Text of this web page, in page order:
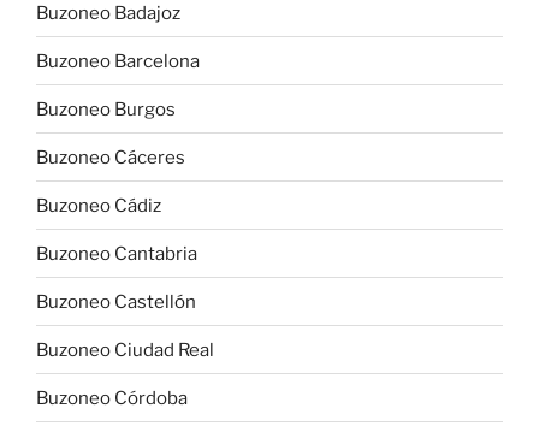
Buzoneo Badajoz
Buzoneo Barcelona
Buzoneo Burgos
Buzoneo Cáceres
Buzoneo Cádiz
Buzoneo Cantabria
Buzoneo Castellón
Buzoneo Ciudad Real
Buzoneo Córdoba